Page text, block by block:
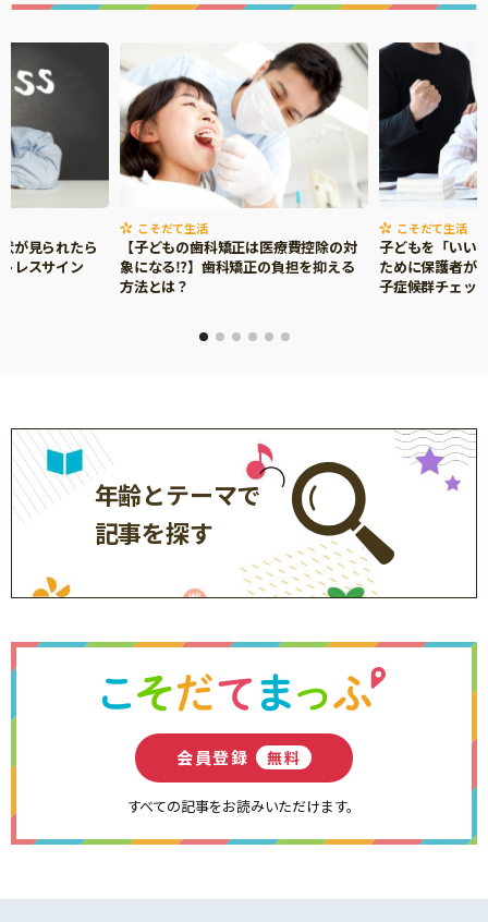
が見られたら
レスサイン
こそだて生活
【子どもの歯科矯正は医療費控除の対
象になる⁉】歯科矯正の負担を抑える
方法とは？
こそだて生活
子どもを「いい
ために保護者が
子症候群チェッ
年齢とテーマで
記事を探す
会員登録 無料
すべての記事をお読みいただけます。